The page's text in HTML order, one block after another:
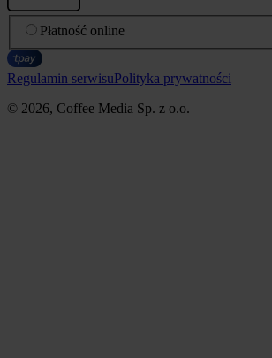
Płatność online
Regulamin serwisuPolityka prywatności
© 2026, Coffee Media Sp. z o.o.